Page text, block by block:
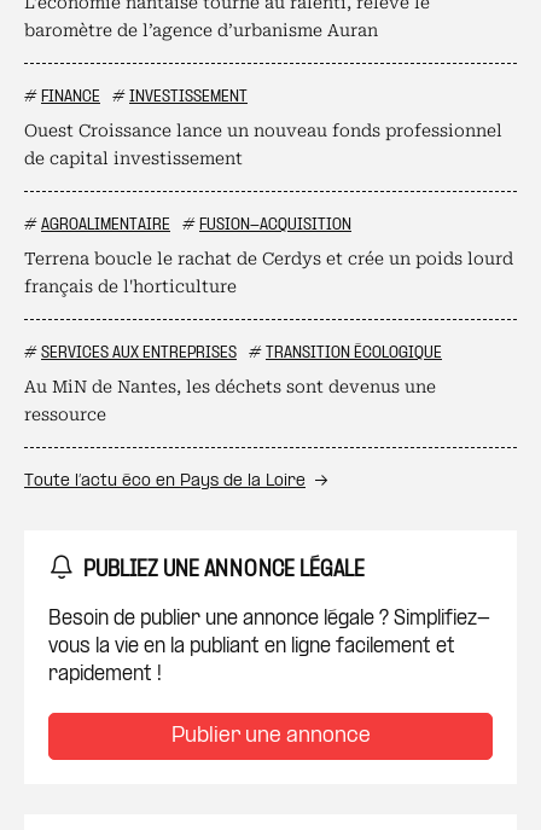
baromètre de l’agence d’urbanisme Auran
# FINANCE # INVESTISSEMENT
Ouest Croissance lance un nouveau fonds professionnel
de capital investissement
# AGROALIMENTAIRE # FUSION-ACQUISITION
Terrena boucle le rachat de Cerdys et crée un poids lourd
français de l'horticulture
# SERVICES AUX ENTREPRISES # TRANSITION ÉCOLOGIQUE
Au MiN de Nantes, les déchets sont devenus une
ressource
Toute l’actu éco en Pays de la Loire
PUBLIEZ UNE ANNONCE LÉGALE
Besoin de publier une annonce légale ? Simplifiez-
vous la vie en la publiant en ligne facilement et
rapidement !
Publier une annonce